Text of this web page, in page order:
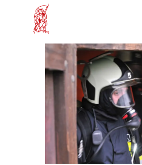
Mach mit!
Löschzug
Tradition
Bürger
Intern